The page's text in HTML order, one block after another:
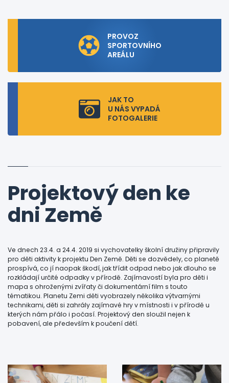
PROVOZ
SPORTOVNÍHO
AREÁLU
JAK TO
U NÁS VYPADÁ
FOTOGALERIE
Projektový den ke
dni Země
Ve dnech 23.4. a 24.4. 2019 si vychovatelky školní družiny připravily
pro děti aktivity k projektu Den Země. Děti se dozvědely, co planetě
prospívá, co jí naopak škodí, jak třídit odpad nebo jak dlouho se
rozkládají určité odpadky v přírodě. Zajímavostí byla pro děti i
mapa s ohroženými zvířaty či dokumentární film s touto
tématikou. Planetu Zemi děti vyobrazely několika výtvarnými
technikami, děti si zahrály zajímavé hry v místnosti i v přírodě u
kterých nám přálo i počasí. Projektový den sloužil nejen k
pobavení, ale především k poučení dětí.